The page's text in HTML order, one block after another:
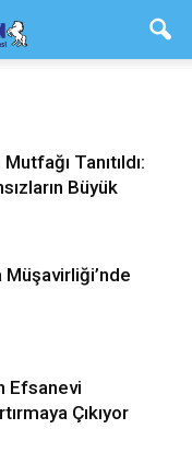
Tanıtıldı:
Büyük
Müşavirliği’nde
Efsanevi
Çıkıyor